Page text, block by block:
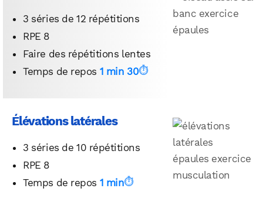
3 séries de 12 répétitions
RPE 8
Faire des répétitions lentes
Temps de repos 1 min 30
Élévations latérales
3 séries de 10 répétitions
RPE 8
Temps de repos 1 min